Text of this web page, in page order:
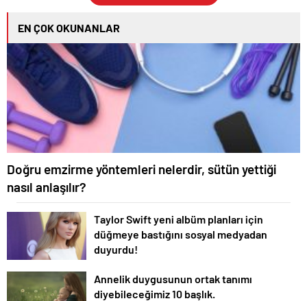
EN ÇOK OKUNANLAR
Doğru emzirme yöntemleri nelerdir, sütün yettiği
nasıl anlaşılır?
Taylor Swift yeni albüm planları için
düğmeye bastığını sosyal medyadan
duyurdu!
Annelik duygusunun ortak tanımı
diyebileceğimiz 10 başlık.